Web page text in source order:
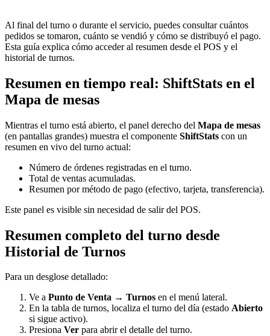
Al final del turno o durante el servicio, puedes consultar cuántos
pedidos se tomaron, cuánto se vendió y cómo se distribuyó el pago.
Esta guía explica cómo acceder al resumen desde el POS y el
historial de turnos.
Resumen en tiempo real: ShiftStats en el
Mapa de mesas
Mientras el turno está abierto, el panel derecho del Mapa de mesas
(en pantallas grandes) muestra el componente ShiftStats con un
resumen en vivo del turno actual:
Número de órdenes registradas en el turno.
Total de ventas acumuladas.
Resumen por método de pago (efectivo, tarjeta, transferencia).
Este panel es visible sin necesidad de salir del POS.
Resumen completo del turno desde
Historial de Turnos
Para un desglose detallado:
Ve a Punto de Venta → Turnos en el menú lateral.
En la tabla de turnos, localiza el turno del día (estado Abierto
si sigue activo).
Presiona Ver para abrir el detalle del turno.